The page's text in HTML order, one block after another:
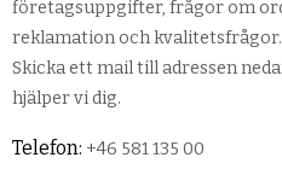
företagsuppgifter, frågor om
reklamation och kvalitetsfrågor.
Skicka ett mail till adressen
hjälper vi dig.
Telefon: +46 581 135 00